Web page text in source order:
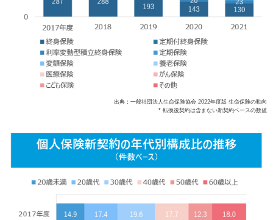
出典：一般社団法人生命保険協会 2022年度版 生命保険の動向
* 転換後契約は含まない新契約ベースの数値